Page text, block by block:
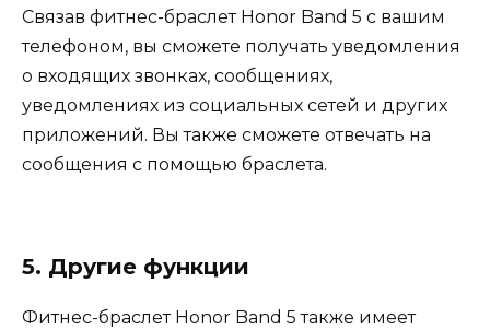
Связав фитнес-браслет Honor Band 5 с вашим
телефоном, вы сможете получать уведомления
о входящих звонках, сообщениях,
уведомлениях из социальных сетей и других
приложений. Вы также сможете отвечать на
сообщения с помощью браслета.
5. Другие функции
Фитнес-браслет Honor Band 5 также имеет